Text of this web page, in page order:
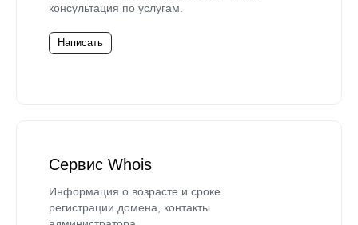
консультация по услугам.
Написать
Сервис Whois
Информация о возрасте и сроке
регистрации домена, контакты